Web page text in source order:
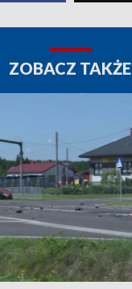
ZOBACZ TAKŻE